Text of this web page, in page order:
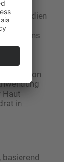
gibt
Studien
zur
uns
im
Haut
in